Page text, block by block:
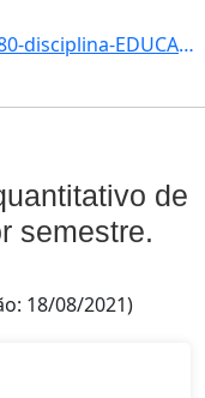
9: ano-2019-periodo-1-capacidade-80-disciplina-EDUCACAO_E_MOVIMENTOS_SOCIAIS_NA_AMERICA_LATINA-campus-C]
de
semestre.
18/08/2021)